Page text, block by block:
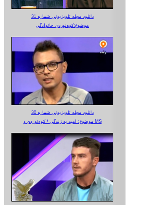
دانلود مجله تلویزیونی شماره 31
موضوع:کوه‌نوردی خانوادگی
دانلود مجله تلویزیونی شماره 30
موضوع: امید به زندگی / کوه‌نوردی و MS